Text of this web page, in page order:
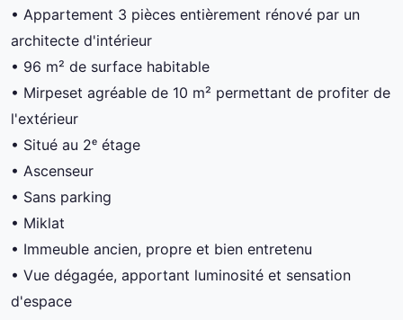
• Appartement 3 pièces entièrement rénové par un
architecte d'intérieur
• 96 m² de surface habitable
• Mirpeset agréable de 10 m² permettant de profiter de
l'extérieur
• Situé au 2ᵉ étage
• Ascenseur
• Sans parking
• Miklat
• Immeuble ancien, propre et bien entretenu
• Vue dégagée, apportant luminosité et sensation
d'espace